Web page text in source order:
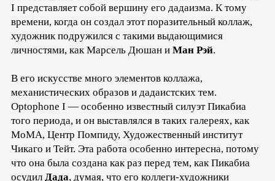
I представляет собой вершину его дадаизма. К тому
времени, когда он создал этот поразительный коллаж,
художник подружился с такими выдающимися
личностями, как Марсель Дюшан и Ман Рэй.
В его искусстве много элементов коллажа,
механистических образов и дадаистских тем.
Optophone I — особенно известный силуэт Пикабиа
того периода, и он выставлялся в таких галереях, как
MoMA, Центр Помпиду, Художественный институт
Чикаго и Тейт. Эта работа особенно интересна, потому
что она была создана как раз перед тем, как Пикабиа
осудил Дада, думая, что его коллеги-художники